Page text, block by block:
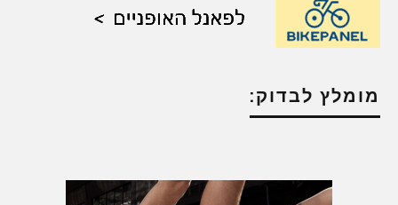
מומלץ לבדוק: